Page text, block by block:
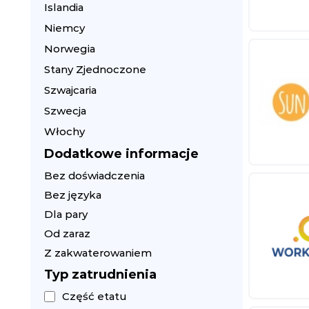
Islandia
Niemcy
Norwegia
Stany Zjednoczone
Szwajcaria
Szwecja
Włochy
Dodatkowe informacje
Bez doświadczenia
Bez języka
Dla pary
Od zaraz
Z zakwaterowaniem
Typ zatrudnienia
Część etatu